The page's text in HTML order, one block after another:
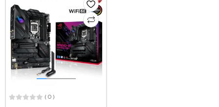
( 0 )